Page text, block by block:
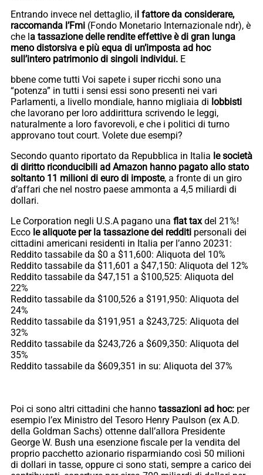
Entrando invece nel dettaglio, il fattore da considerare,
raccomanda l’Fmi (Fondo Monetario Internazionale ndr), è
che la tassazione delle rendite effettive è di gran lunga
meno distorsiva e più equa di un’imposta ad hoc
sull’intero patrimonio di singoli individui. E
bbene come tutti Voi sapete i super ricchi sono una
“potenza” in tutti i sensi essi sono presenti nei vari
Parlamenti, a livello mondiale, hanno migliaia di lobbisti
che lavorano per loro addirittura scrivendo le leggi,
naturalmente a loro favorevoli, e che i politici di turno
approvano tout court. Volete due esempi?
Secondo quanto riportato da Repubblica in Italia le società
di diritto riconducibili ad Amazon hanno pagato allo stato
soltanto 11 milioni di euro di imposte, a fronte di un giro
d’affari che nel nostro paese ammonta a 4,5 miliardi di
dollari.
Le Corporation negli U.S.A pagano una flat taxdel 21%!
Ecco le aliquote per la tassazione dei redditi personali dei
cittadini americani residenti in Italia per l’anno 20231:
Reddito tassabile da $0 a $11,600: Aliquota del 10%
Reddito tassabile da $11,601 a $47,150: Aliquota del 12%
Reddito tassabile da $47,151 a $100,525: Aliquota del
22%
Reddito tassabile da $100,526 a $191,950: Aliquota del
24%
Reddito tassabile da $191,951 a $243,725: Aliquota del
32%
Reddito tassabile da $243,726 a $609,350: Aliquota del
35%
Reddito tassabile da $609,351 in su: Aliquota del 37%
Poi ci sono altri cittadini che hanno tassazioni ad hoc: per
esempio l’ex Ministro del Tesoro Henry Paulson (ex A.D.
della Goldman Sachs) ottenne dall’allora Presidente
George W. Bush una esenzione fiscale per la vendita del
proprio pacchetto azionario risparmiando così 50 milioni
di dollari in tasse, oppure ci sono stati, sempre a carico dei